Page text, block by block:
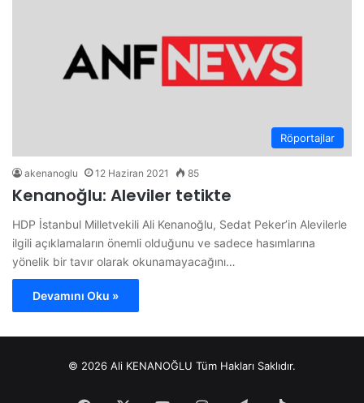
Röportajlar
akenanoglu 12 Haziran 2021 85
Kenanoğlu: Aleviler tetikte
HDP İstanbul Milletvekili Ali Kenanoğlu, Sedat Peker’in Alevilerle
ilgili açıklamaların önemli olduğunu ve sadece hasımlarına
yönelik bir tavır olarak okunamayacağını…
Devamını Oku »
© 2026 Ali KENANOĞLU Tüm Hakları Saklıdır.